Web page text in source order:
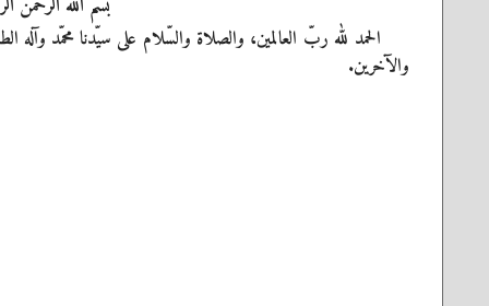
الحمد لله ربّ العالمين، والصلاة والسّلام على سيّدنا محمّد وآله
والآخرين.